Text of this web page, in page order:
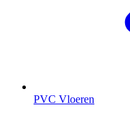
PVC Vloeren